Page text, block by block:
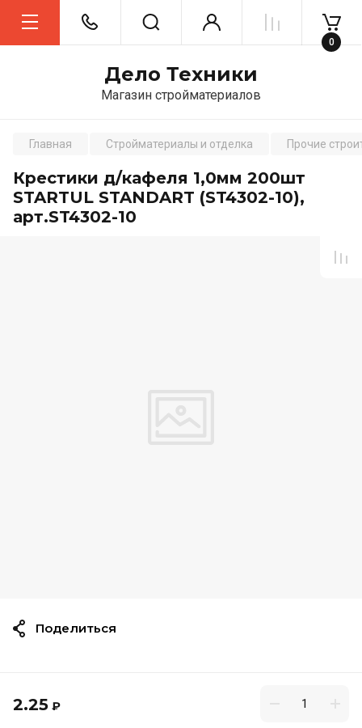
Дело Техники
Магазин стройматериалов
0
Главная Стройматериалы и отделка Прочие
Крестики д/кафеля 1,0мм 200шт
STARTUL STANDART (ST4302-10),
арт.ST4302-10
2.25 ₽
Поделиться